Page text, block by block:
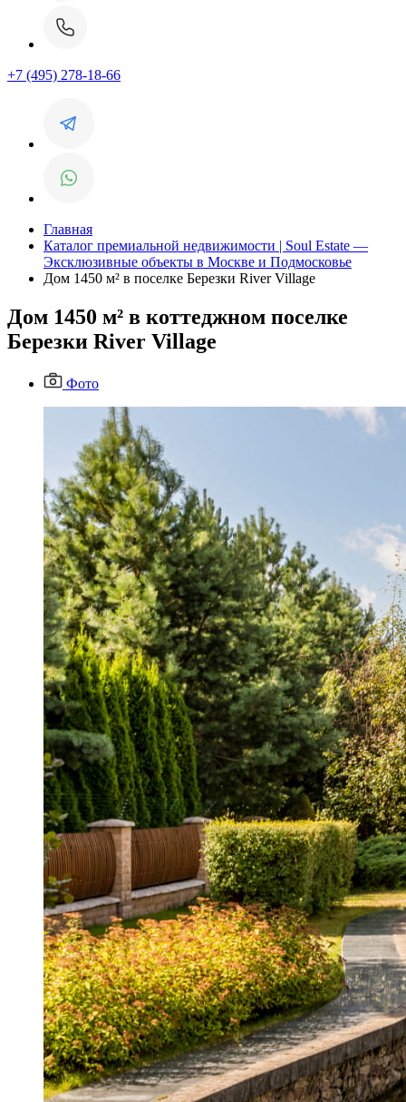
+7 (495) 278-18-66
Главная
Каталог премиальной недвижимости | Soul Estate —
Эксклюзивные объекты в Москве и Подмосковье
Дом 1450 м² в поселке Березки River Village
Дом 1450 м² в коттеджном поселке
Березки River Village
Фото